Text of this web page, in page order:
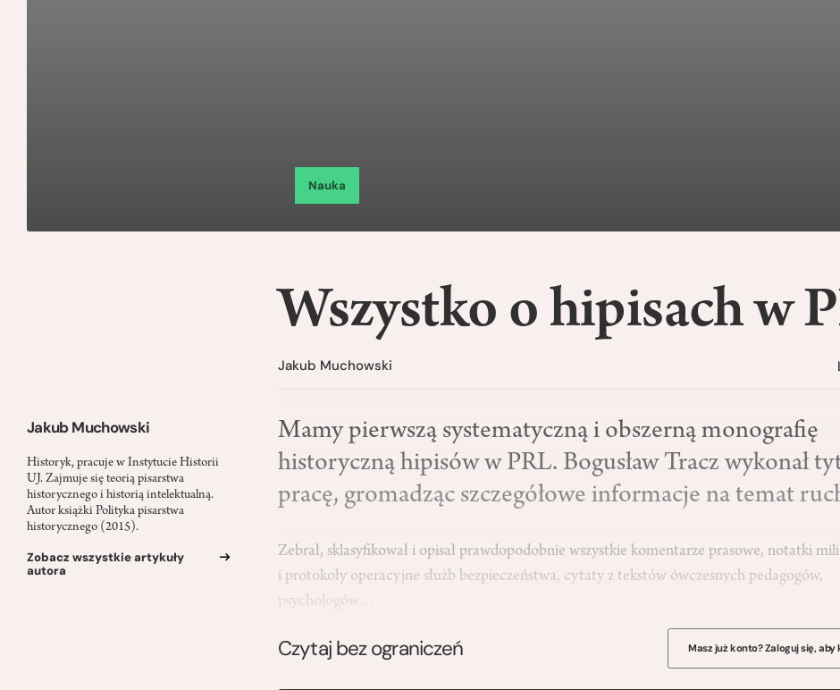
Nauka
Jakub Muchowski
Historyk, pracuje w Instytucie Historii
UJ. Zajmuje się teorią pisarstwa
historycznego i historią intelektualną.
Autor książki Polityka pisarstwa
historycznego (2015).
Zobacz wszystkie artykuły
autora
Wszystko o hipisach w
Jakub Muchowski
Mamy pierwszą systematyczną i obszerną monografię
historyczną hipisów w PRL. Bogusław Tracz wykonał
pracę, gromadząc szczegółowe informacje na temat
Zebrał, sklasyfikował i opisał prawdopodobnie wszystkie komentarze prasowe, notatki
i protokoły operacyjne służb bezpieczeństwa, cytaty z tekstów ówczesnych pedagogów,
psychologów…
Czytaj bez ograniczeń Masz już konto? Zaloguj się,